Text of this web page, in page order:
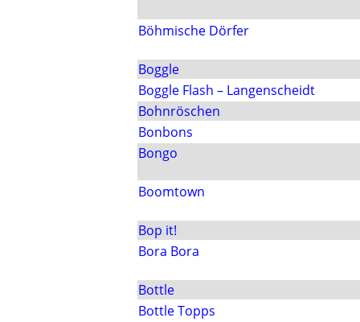
Böhmische Dörfer
Boggle
Boggle Flash – Langenscheidt
Bohnröschen
Bonbons
Bongo
Boomtown
Bop it!
Bora Bora
Bottle
Bottle Topps